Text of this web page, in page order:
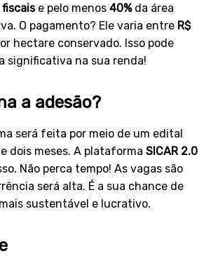
e pelo menos 40%da área
O pagamento? Ele varia entre R$
hectare conservado. Isso pode
significativa na sua renda!
a adesão?
será feita por meio de um edital
dois meses. A plataforma SICAR 2.0
Não perca tempo! As vagas são
será alta. É a sua chance de
sustentável e lucrativo.